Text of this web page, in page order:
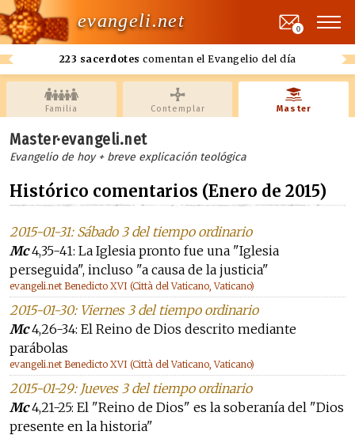
evangeli.net
223 sacerdotes comentan el Evangelio del día
0
Familia Contemplar Master
Master·evangeli.net
Evangelio de hoy + breve explicación teológica
Histórico comentarios (Enero de 2015)
2015-01-31: Sábado 3 del tiempo ordinario
Mc4,35-41: La Iglesia pronto fue una "Iglesia
perseguida", incluso "a causa de la justicia"
evangeli.net Benedicto XVI (Città del Vaticano, Vaticano)
2015-01-30: Viernes 3 del tiempo ordinario
Mc4,26-34: El Reino de Dios descrito mediante
parábolas
evangeli.net Benedicto XVI (Città del Vaticano, Vaticano)
2015-01-29: Jueves 3 del tiempo ordinario
Mc4,21-25: El "Reino de Dios" es la soberanía del "Dios
presente en la historia"